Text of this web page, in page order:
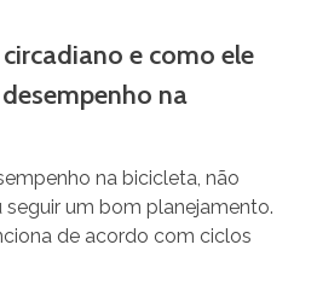
e como ele
na
na bicicleta, não
seguir um bom planejamento.
de acordo com ciclos